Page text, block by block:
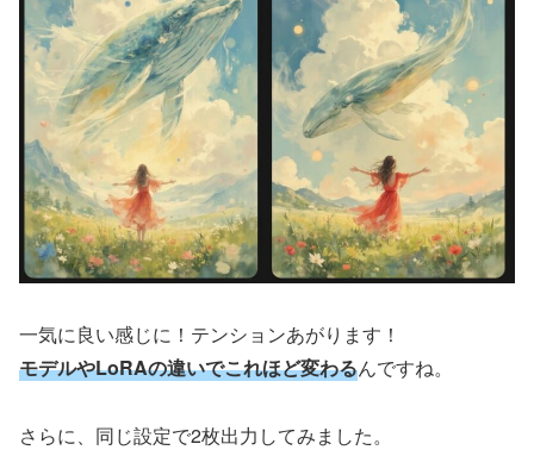
一気に良い感じに！テンションあがります！
モデルやLoRAの違いでこれほど変わるんですね。
さらに、同じ設定で2枚出力してみました。